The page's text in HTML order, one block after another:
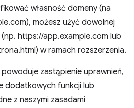
własność domeny (na
możesz użyć dowolnej
https://app.example.com lub
w ramach rozszerzenia.
zastąpienie uprawnień,
dodatkowych funkcji lub
z naszymi zasadami